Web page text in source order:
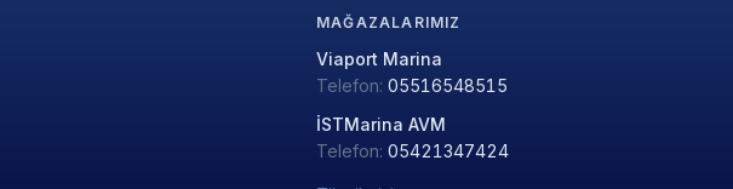
MAĞAZALARIMIZ
Viaport Marina
Telefon: 05516548515
İSTMarina AVM
Telefon: 05421347424